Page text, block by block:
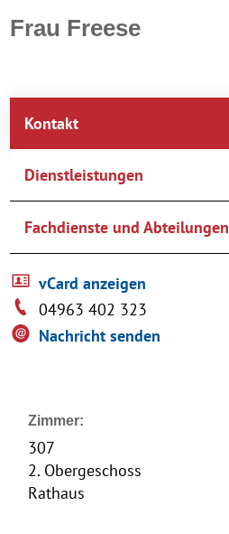
Frau Freese
Kontakt
Dienstleistungen
Fachdienste und Abteilungen
vCard anzeigen
04963 402 323
Nachricht senden
Zimmer:
307
2. Obergeschoss
Rathaus